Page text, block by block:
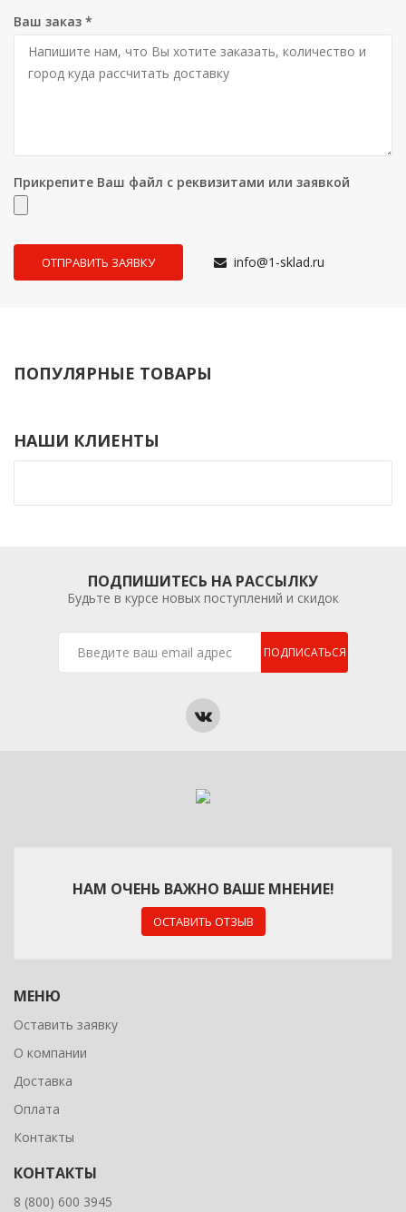
Ваш заказ *
Прикрепите Ваш файл с реквизитами или заявкой
info@1-sklad.ru
ПОПУЛЯРНЫЕ ТОВАРЫ
НАШИ КЛИЕНТЫ
ПОДПИШИТЕСЬ НА РАССЫЛКУ
Будьте в курсе новых поступлений и скидок
ПОДПИСАТЬСЯ
НАМ ОЧЕНЬ ВАЖНО ВАШЕ МНЕНИЕ!
ОСТАВИТЬ ОТЗЫВ
МЕНЮ
Оставить заявку
О компании
Доставка
Оплата
Контакты
КОНТАКТЫ
8 (800) 600 3945